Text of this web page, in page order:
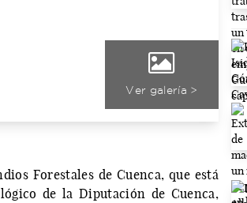
Ver galería >
Forestales de Cuenca, que está
de la Diputación de Cuenca,